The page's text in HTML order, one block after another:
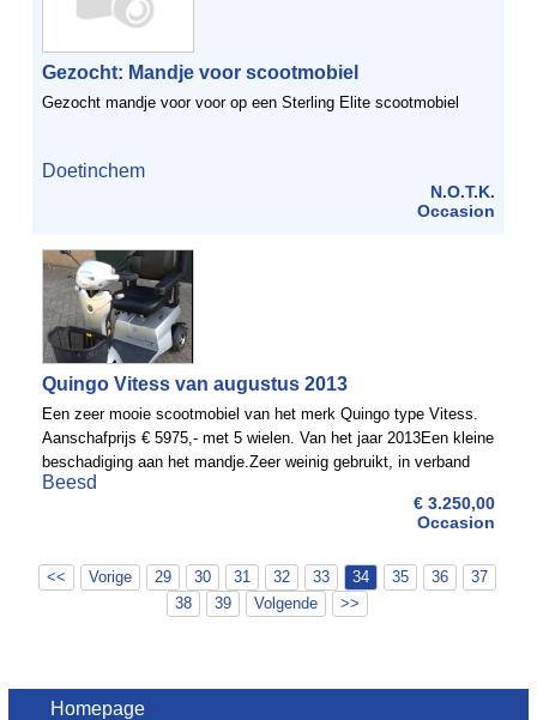
Gezocht: Mandje voor scootmobiel
Gezocht mandje voor voor op een Sterling Elite scootmobiel
Doetinchem
N.O.T.K.
Occasion
Quingo Vitess van augustus 2013
Een zeer mooie scootmobiel van het merk Quingo type Vitess.
Aanschafprijs € 5975,- met 5 wielen. Van het jaar 2013Een kleine
beschadiging aan het mandje.Zeer weinig gebruikt, in verband
met afname gezondheid bereider wordt de Quingo ...
Beesd
€ 3.250,00
Occasion
<< Vorige 29 30 31 32 33 34 35 36
37
38
39 Volgende >>
Homepage